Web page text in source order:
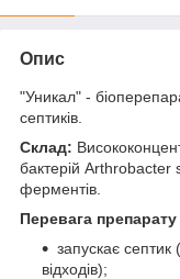
Опис
"Уникал" -
септиків.
Склад:
бактерій
ферментів.
Перевага
запускає
відходів);